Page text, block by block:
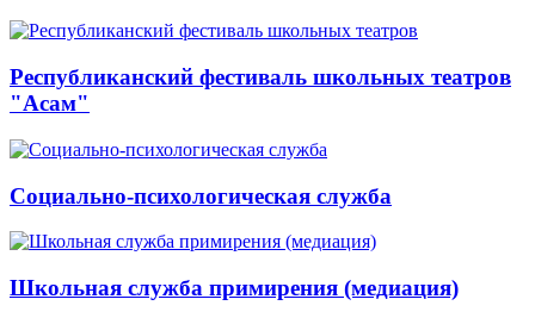
Республиканский фестиваль школьных театров
"Асам"
Социально-психологическая служба
Школьная служба примирения (медиация)